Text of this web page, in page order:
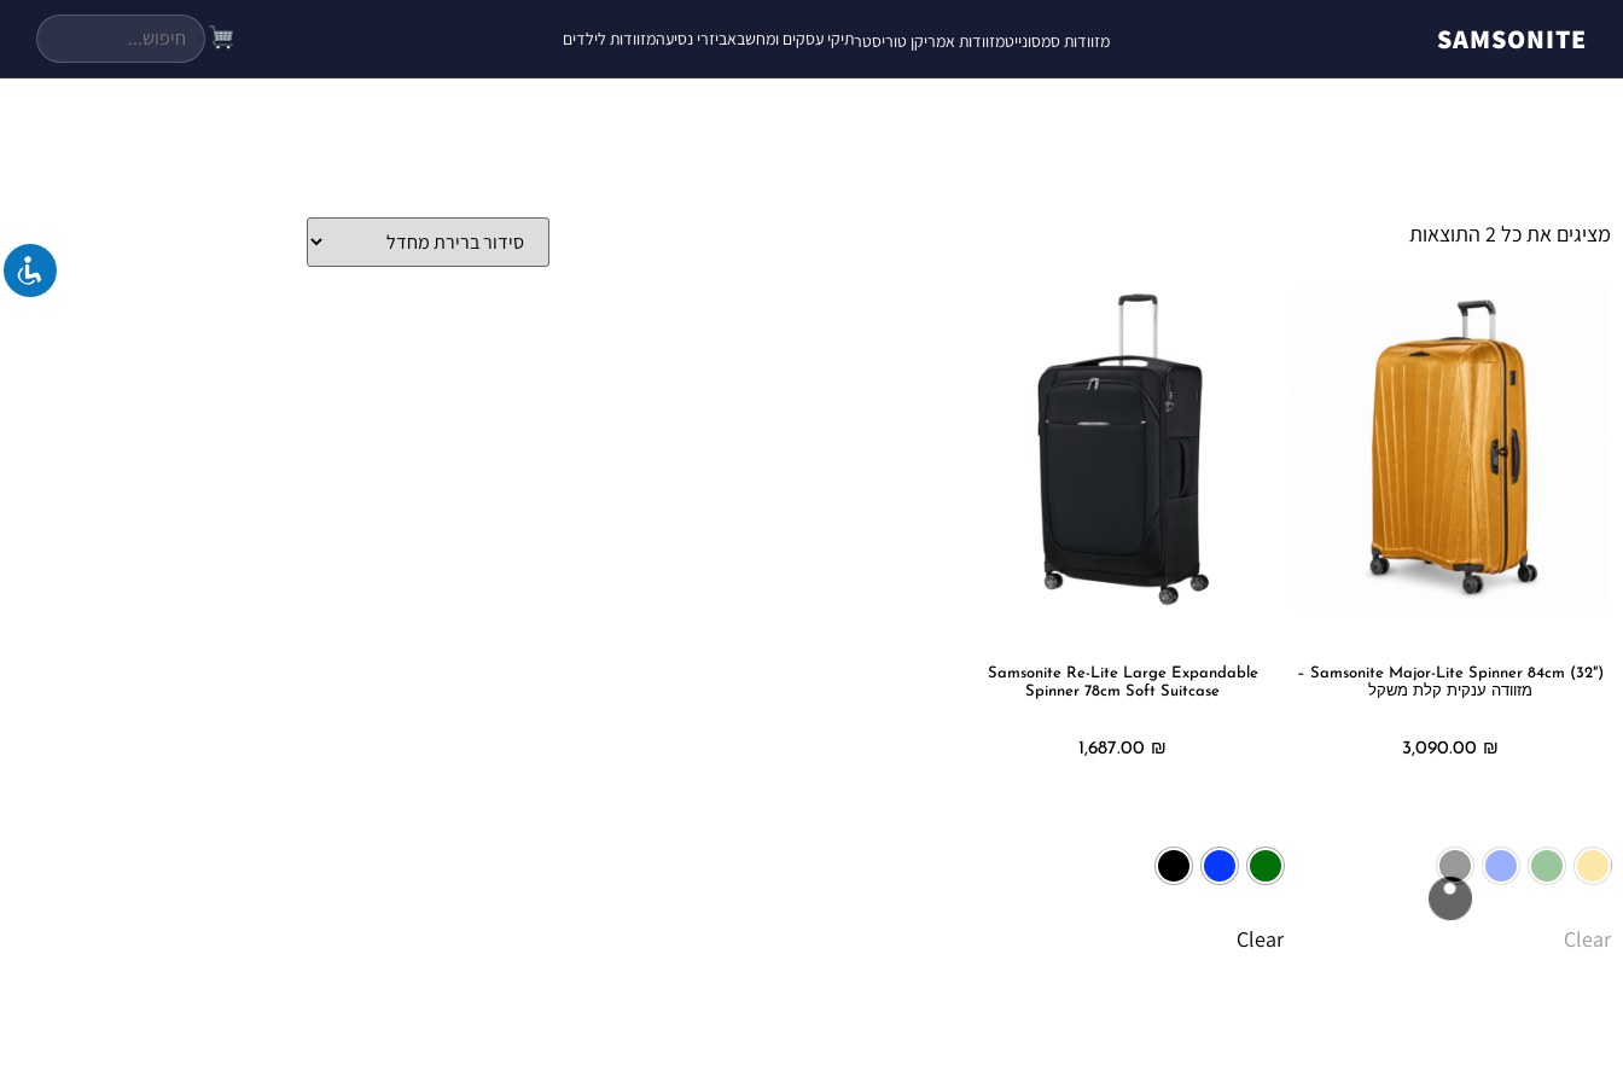
SAMSONITE מזוודות סמסונייטמזוודות אמריקן טוריסטרתיקי עסקים ומחשבאביזרי נסיעהמזוודות לילדים
מציגים את כל ⁦2⁩ התוצאות
Samsonite Major-Lite Spinner 84cm (32") –
מזוודה ענקית קלת משקל
3,090.00 ₪
Clear
Samsonite Re-Lite Large Expandable
Spinner 78cm Soft Suitcase
1,687.00 ₪
Clear